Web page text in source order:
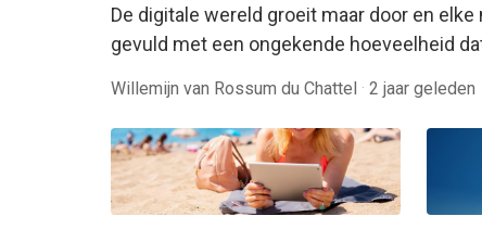
De digitale wereld groeit maar door en
gevuld met een ongekende hoeveelheid
Willemijn van Rossum du Chattel · 2 jaar geleden